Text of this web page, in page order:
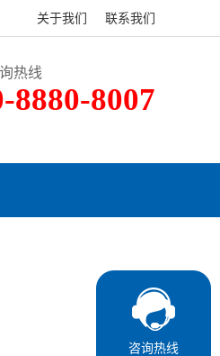
关于我们 联系我们
热线
8880-8007
咨询热线